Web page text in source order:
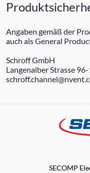
Angaben gemäß der
auch als General
Schroff GmbH
Langenalber Strasse
SECOMP